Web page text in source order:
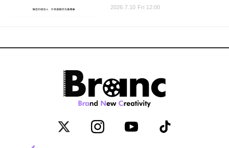
2026.7.10 Fri 12:00